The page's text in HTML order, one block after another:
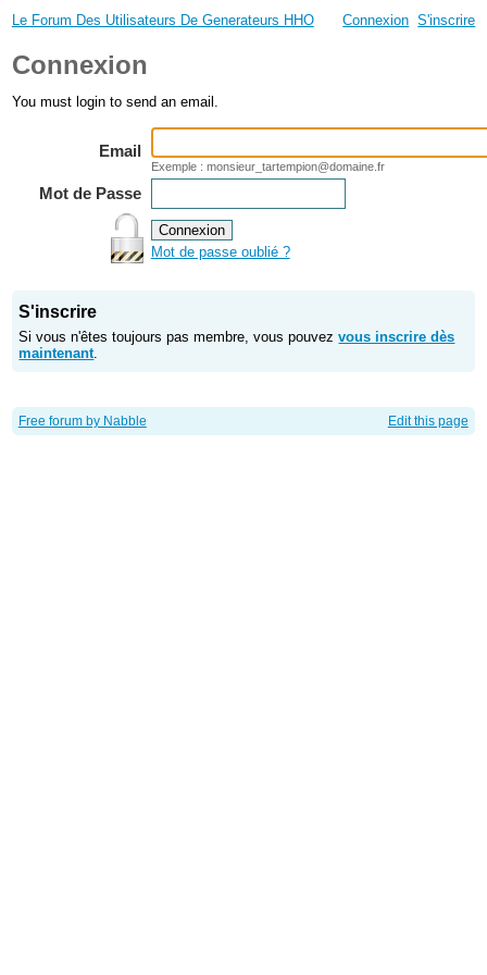
Le Forum Des Utilisateurs De Generateurs HHO Connexion S'inscrire
Connexion
You must login to send an email.
Email
Exemple : monsieur_tartempion@domaine.fr
Mot de Passe
Mot de passe oublié ?
S'inscrire
Si vous n'êtes toujours pas membre, vous pouvezvous inscrire dès
maintenant.
Free forum by Nabble Edit this page